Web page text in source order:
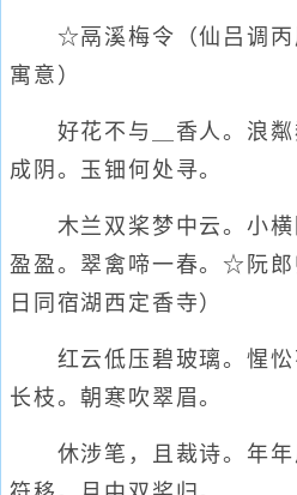
☆鬲溪梅令（仙吕调丙
寓意）
好花不与＿香人。浪粼
成阴。玉钿何处寻。
木兰双桨梦中云。小横
盈盈。翠禽啼一春。☆阮
日同宿湖西定香寺）
红云低压碧玻璃。惺忪
长枝。朝寒吹翠眉。
休涉笔，且裁诗。年年